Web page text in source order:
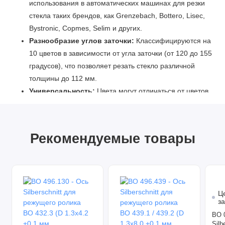
использования в автоматических машинах для резки
стекла таких брендов, как Grenzebach, Bottero, Lisec,
Bystronic, Copmes, Selim и других.
Разнообразие углов заточки: Классифицируются на
10 цветов в зависимости от угла заточки (от 120 до 155
градусов), что позволяет резать стекло различной
толщины до 112 мм.
Универсальность: Цвета могут отличаться от цветов
Технические характеристики:
Модель: BS/S-CLIP-155
Материал держателя: Пластик (оранжевый)
Угол заточки: 155 градусов
Применение: Резка листового стекла в автоматических
Рекомендуемые товары
BO